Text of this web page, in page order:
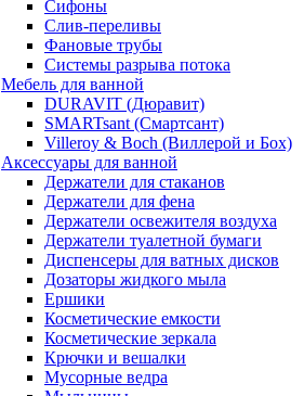
Сифоны
Слив-переливы
Фановые трубы
Системы разрыва потока
Мебель для ванной
DURAVIT (Дюравит)
SMARTsant (Смартсант)
Villeroy & Boch (Виллерой и Бох)
Аксессуары для ванной
Держатели для стаканов
Держатели для фена
Держатели освежителя воздуха
Держатели туалетной бумаги
Диспенсеры для ватных дисков
Дозаторы жидкого мыла
Ершики
Косметические емкости
Косметические зеркала
Крючки и вешалки
Мусорные ведра